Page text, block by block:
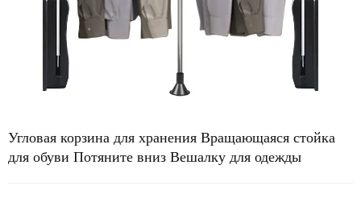
Угловая корзина для хранения Вращающаяся стойка
для обуви Потяните вниз Вешалку для одежды